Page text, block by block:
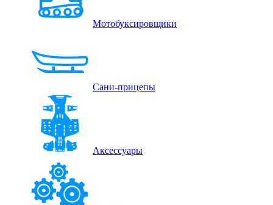
Мотобуксировщики
Сани-прицепы
Аксессуары